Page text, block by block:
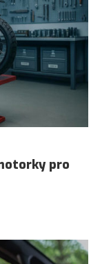
pro